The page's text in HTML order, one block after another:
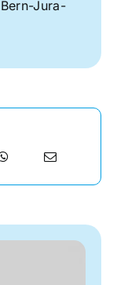
Jura-